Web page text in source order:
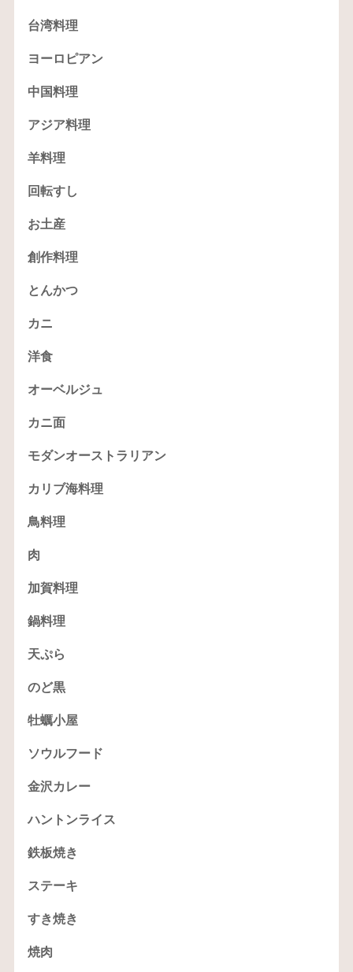
台湾料理
ヨーロピアン
中国料理
アジア料理
羊料理
回転すし
お土産
創作料理
とんかつ
カニ
洋食
オーベルジュ
カニ面
モダンオーストラリアン
カリブ海料理
鳥料理
肉
加賀料理
鍋料理
天ぷら
のど黒
牡蠣小屋
ソウルフード
金沢カレー
ハントンライス
鉄板焼き
ステーキ
すき焼き
焼肉